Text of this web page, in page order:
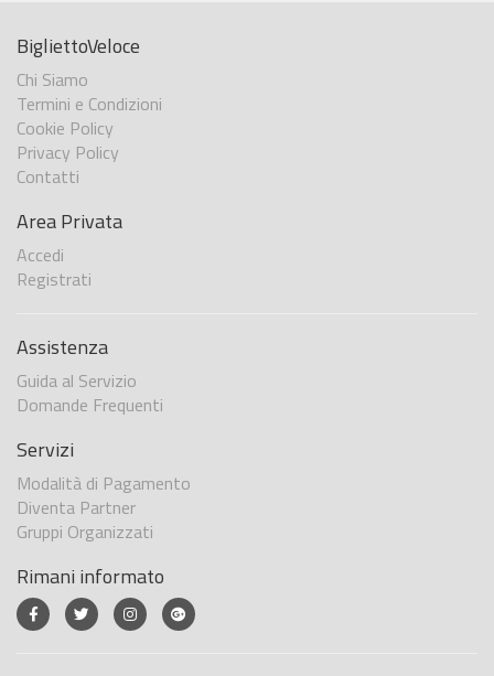
BigliettoVeloce
Chi Siamo
Termini e Condizioni
Cookie Policy
Privacy Policy
Contatti
Area Privata
Accedi
Registrati
Assistenza
Guida al Servizio
Domande Frequenti
Servizi
Modalità di Pagamento
Diventa Partner
Gruppi Organizzati
Rimani informato